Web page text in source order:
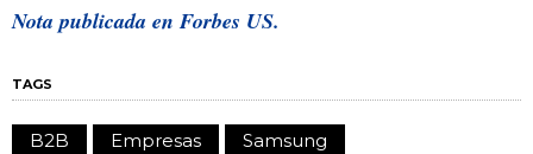
Nota publicada en Forbes US.
TAGS
B2B Empresas Samsung